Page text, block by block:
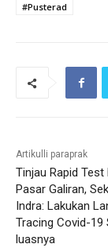
#Pusterad
Artikulli paraprak
Tinjau Rapid Test
Pasar Galiran,
Indra: Lakukan
Tracing Covid-19
luasnya